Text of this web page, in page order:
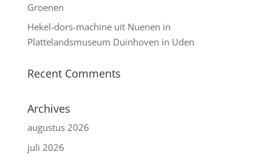
Groenen
Hekel-dors-machine uit Nuenen in
Plattelandsmuseum Duinhoven in Uden
Recent Comments
Archives
augustus 2026
juli 2026